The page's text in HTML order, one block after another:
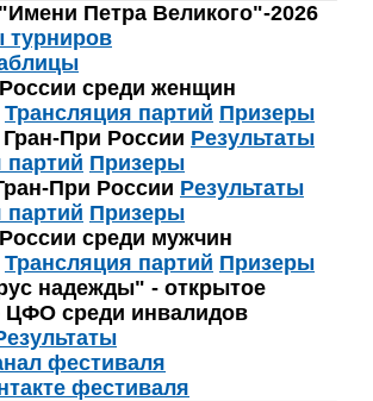
Петра Великого"-2026
турниров
среди женщин
Трансляция партий Призеры
При России Результаты
партий Призеры
При России Результаты
партий Призеры
среди мужчин
Трансляция партий Призеры
надежды" - открытое
ЦФО среди инвалидов
фестиваля
фестиваля